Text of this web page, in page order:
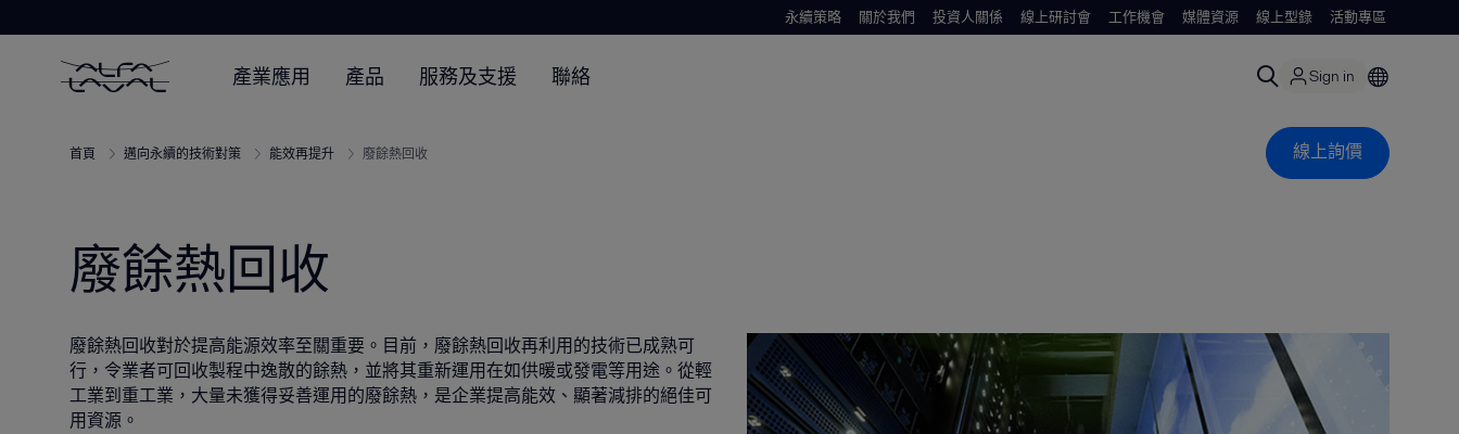
永續策略 關於我們 投資人關係 線上研討會 工作機會 媒體資源 線上型錄 活動專區
產業應用 產品 服務及支援 聯絡 Sign in
首頁 邁向永續的技術對策 能效再提升 廢餘熱回收 線上詢價
廢餘熱回收
廢餘熱回收對於提高能源效率至關重要。目前，廢餘熱回收再利用的技術已成熟可
行，令業者可回收製程中逸散的餘熱，並將其重新運用在如供暖或發電等用途。從輕
工業到重工業，大量未獲得妥善運用的廢餘熱，是企業提高能效、顯著減排的絕佳可
用資源。